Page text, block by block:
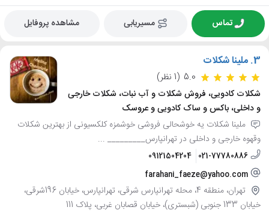
تماس مسیریابی مشاهده پروفایل
3. ملینا شکلات
5.0 (1 نظر)
شکلات کادویی، فروش شکلات و آب نبات، شکلات خارجی
و داخلی، باکس و ساک کادویی و عروسک
ملینا شکلات یه خوشحالی فروشی خوشمزه کلکسیونی از بهترین شکلات
وقهوه خارجی و داخلی در تهرانپارس_________ ...
021-77780886
09121504204
farahani_faeze@yahoo.com
تهران، منطقه 4، محله تهرانپارس شرقی، تهرانپارس، خیابان 196شرقی،
خیابان 133 جنوبی (شبستری)، خیابان قصابان غربی، پلاک 111